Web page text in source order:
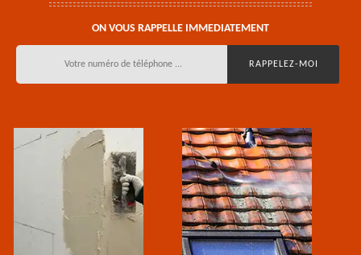
ON VOUS RAPPELLE IMMEDIATEMENT